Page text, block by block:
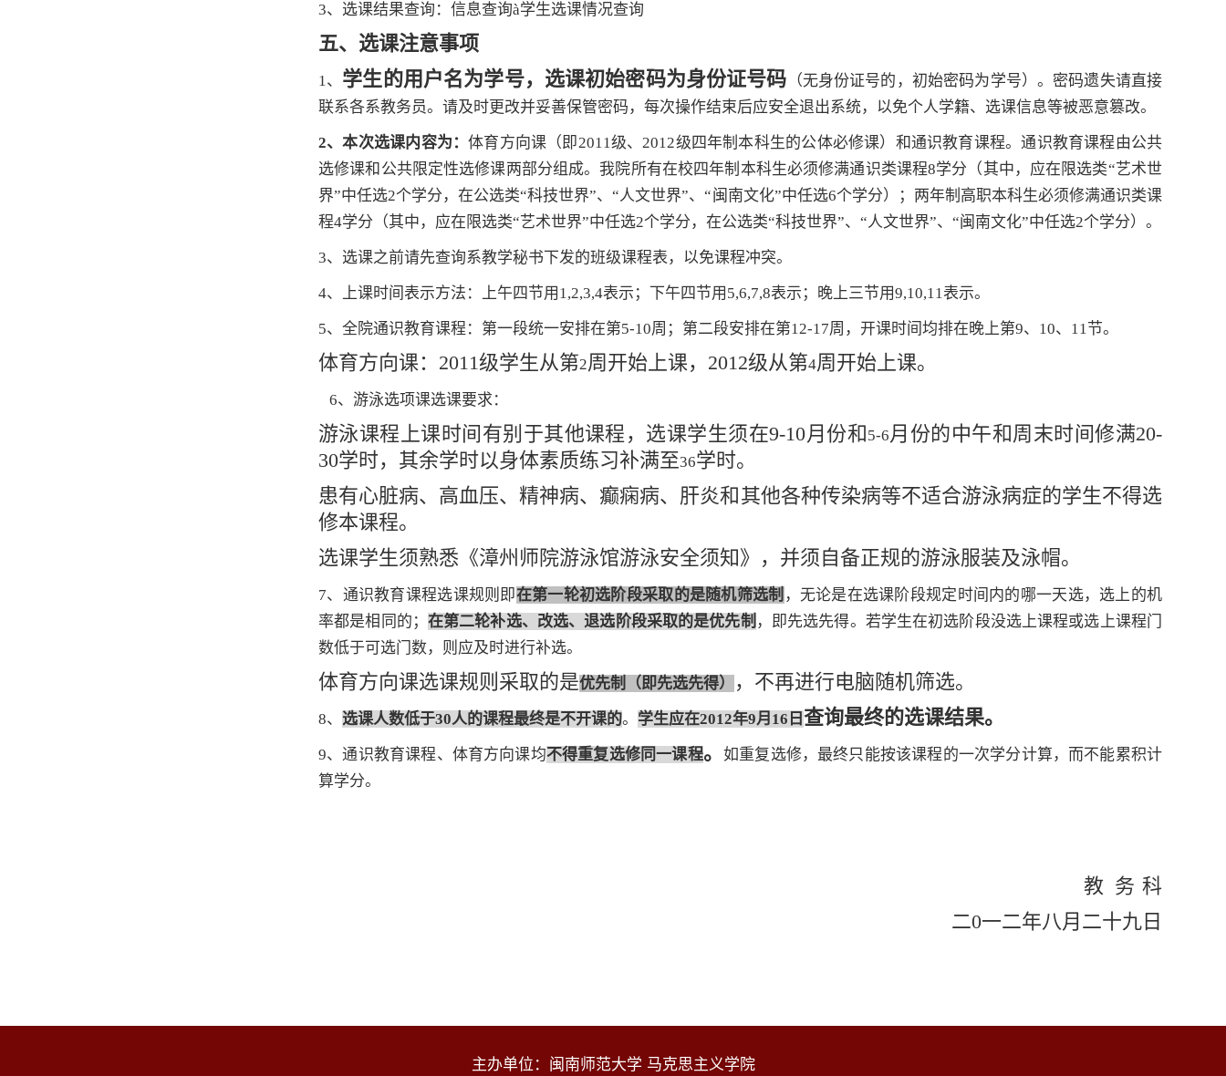
3、选课结果查询：信息查询à学生选课情况查询
五、选课注意事项
1、 学生的用户名为学号，选课初始密码为身份证号码 （无身份证号的，初始密码为学号）。密码遗失请直接
联系各系教务员。请及时更改并妥善保管密码，每次操作结束后应安全退出系统，以免个人学籍、选课信息等被恶意篡改。
2、本次选课内容为：体育方向课（即2011级、2012级四年制本科生的公体必修课）和通识教育课程。通识教育课程由公共
选修课和公共限定性选修课两部分组成。我院所有在校四年制本科生必须修满通识类课程8学分（其中，应在限选类“艺术世
界”中任选2个学分，在公选类“科技世界”、“人文世界”、“闽南文化”中任选6个学分）；两年制高职本科生必须修满通识类课
程4学分（其中，应在限选类“艺术世界”中任选2个学分，在公选类“科技世界”、“人文世界”、“闽南文化”中任选2个学分）。
3、选课之前请先查询系教学秘书下发的班级课程表，以免课程冲突。
4、上课时间表示方法：上午四节用1,2,3,4表示；下午四节用 5,6,7,8表示；晚上三节用9,10,11表示。
5、全院通识教育课程：第一段统一安排在第5-10周；第二段安排在第12-17周，开课时间均排在晚上第9、 10、11节。
体育方向课：2011级学生从第2周开始上课，2012级从第4周开始上课。
6、游泳选项课选课要求：
游泳课程上课时间有别于其他课程，选课学生须在9-10月份和 5-6月份的中午和周末时间修满20-
30学时，其余学时以身体素质练习补满至36学时。
患有心脏病、高血压、精神病、癫痫病、肝炎和其他各种传染病等不适合游泳病症的学生不得选
修本课程。
选课学生须熟悉《漳州师院游泳馆游泳安全须知》，并须自备正规的游泳服装及泳帽。
7、通识教育课程选课规则即在第一轮初选阶段采取的是随机筛选制 ，无论是在选课阶段规定时间内的哪一天选，选上的机
率都是相同的； 在第二轮补选、改选、退选阶段采取的是优先制 ，即先选先得。若学生在初选阶段没选上课程或选上课程门
数低于可选门数，则应及时进行补选。
体育方向课选课规则采取的是优先制（即先选先得） ，不再进行电脑随机筛选。
8、 选课人数低于30人的课程最终是不开课的。 学生应在2012年9月16日 查询最终的选课结果。
9、通识教育课程、体育方向课均不得重复选修同一课程。
如重复选修，最终只能按该课程的一次学分计算，而不能累积计
算学分。
教 务 科
二0一二年八月二十九日
主办单位：闽南师范大学 马克思主义学院